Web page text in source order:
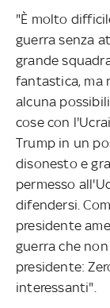
"È molto
guerra senza
grande
fantastica, ma
alcuna
cose con
Trump in un
disonesto e
permesso
difendersi.
presidente
guerra che
presidente:
interessanti".